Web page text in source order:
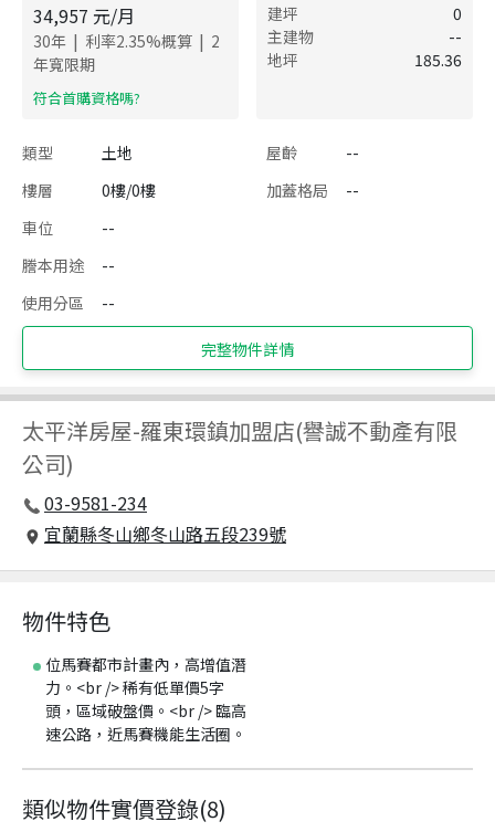
34,957 元/月
30年 | 利率2.35%概算 | 2
年寬限期
​符合首購資格嗎?
建坪
0
主建物
--
地坪
185.36
類型 土地 屋齡
--
樓層
0樓/0樓 加蓋格局
--
車位
--
謄本用途
--
使用分區
--
完整物件詳情
太平洋房屋-羅東環鎮加盟店(譽誠不動產有限
公司)
03-9581-234
宜蘭縣冬山鄉冬山路五段239號
物件特色
位馬賽都市計畫內，高增值潛
力。<br /> 稀有低單價5字
頭，區域破盤價。<br /> 臨高
速公路，近馬賽機能生活圈。
類似物件實價登錄(8)